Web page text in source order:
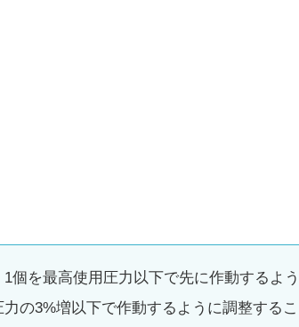
個を最高使用圧力以下で先に作動するよう
の3%増以下で作動するように調整するこ